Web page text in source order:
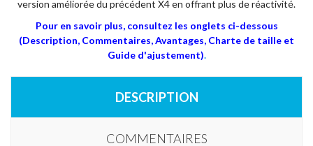
version améliorée du précédent X4 en offrant plus de réactivité.
Pour en savoir plus, consultez les onglets ci-dessous
(Description, Commentaires, Avantages, Charte de taille et
Guide d'ajustement).
DESCRIPTION
COMMENTAIRES